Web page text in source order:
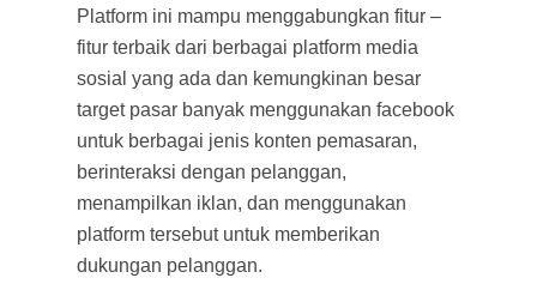
Platform ini mampu menggabungkan fitur –
fitur terbaik dari berbagai platform media
sosial yang ada dan kemungkinan besar
target pasar banyak menggunakan facebook
untuk berbagai jenis konten pemasaran,
berinteraksi dengan pelanggan,
menampilkan iklan, dan menggunakan
platform tersebut untuk memberikan
dukungan pelanggan.